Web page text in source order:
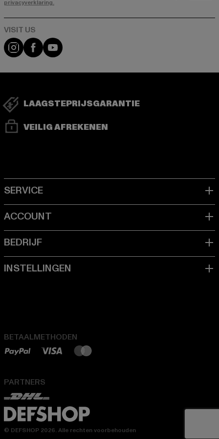
privacyverklaring.
Visit our Instagram page:
Visit our Facebook page:
Visit our YouTube channel:
LAAGSTEPRIJSGARANTIE
VEILIG AFREKENEN
BETAALMETHODEN
PARTNERS
© DEFSHOP 2026. Alle rechten voorbehouden